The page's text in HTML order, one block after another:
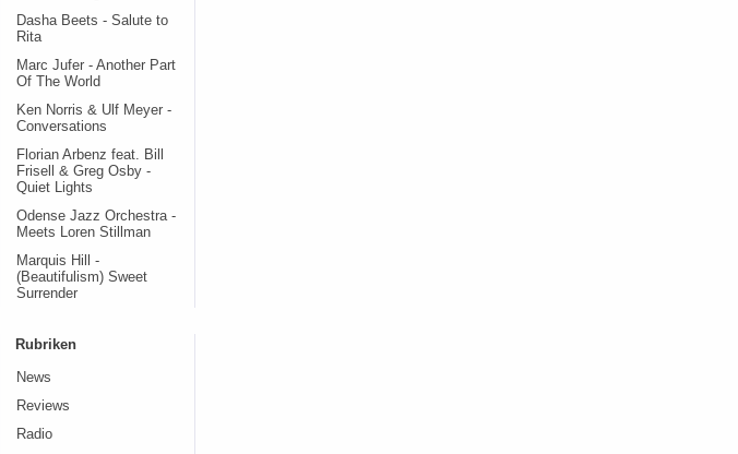
Dasha Beets - Salute to
Rita
Marc Jufer - Another Part
Of The World
Ken Norris & Ulf Meyer -
Conversations
Florian Arbenz feat. Bill
Frisell & Greg Osby -
Quiet Lights
Odense Jazz Orchestra -
Meets Loren Stillman
Marquis Hill -
(Beautifulism) Sweet
Surrender
Rubriken
News
Reviews
Radio